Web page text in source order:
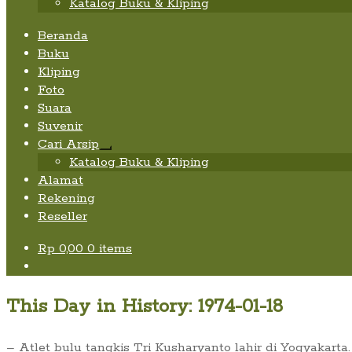
Katalog Buku & Kliping
Beranda
Buku
Kliping
Foto
Suara
Suvenir
Cari Arsip
Expand
child
Katalog Buku & Kliping
Alamat
Rekening
Reseller
Rp 0,00 0 items
This Day in History: 1974-01-18
– Atlet bulu tangkis Tri Kusharyanto lahir di